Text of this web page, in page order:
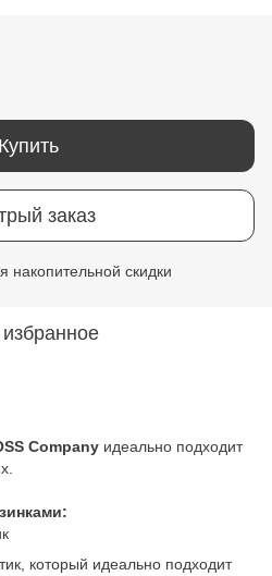
Купить
заказ
накопительной скидки
Company идеально подходит
который идеально подходит